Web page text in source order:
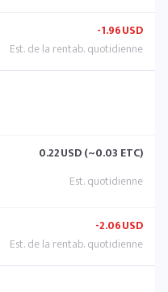
-1.96USD
0.22USD (~0.03 ETC)
-2.06USD